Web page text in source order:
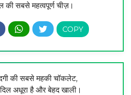
की सबसे महत्वपूर्ण चीज़।
की सबसे महकी चॉकलेट,
दिल अधूरा है और बेहद खाली।